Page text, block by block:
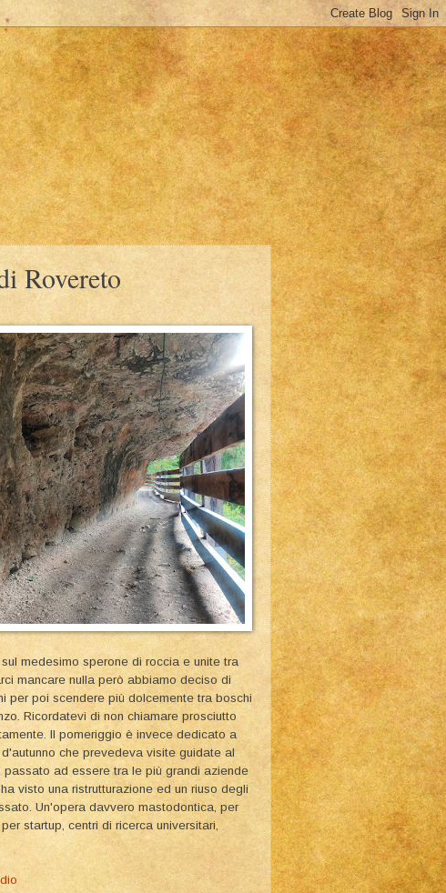
Rovereto
medesimo sperone di roccia e unite tra
mancare nulla però abbiamo deciso di
per poi scendere più dolcemente tra boschi
Ricordatevi di non chiamare prosciutto
Il pomeriggio è invece dedicato a
che prevedeva visite guidate al
ad essere tra le più grandi aziende
visto una ristrutturazione ed un riuso degli
Un'opera davvero mastodontica, per
startup, centri di ricerca universitari,